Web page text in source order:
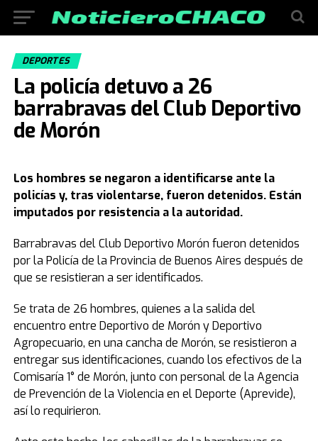
DEPORTES
La policía detuvo a 26
barrabravas del Club Deportivo
de Morón
Los hombres se negaron a identificarse ante la
policías y, tras violentarse, fueron detenidos. Están
imputados por resistencia a la autoridad.
Barrabravas del Club Deportivo Morón fueron detenidos
por la Policía de la Provincia de Buenos Aires después de
que se resistieran a ser identificados.
Se trata de 26 hombres, quienes a la salida del
encuentro entre Deportivo de Morón y Deportivo
Agropecuario, en una cancha de Morón, se resistieron a
entregar sus identificaciones, cuando los efectivos de la
Comisaría 1° de Morón, junto con personal de la Agencia
de Prevención de la Violencia en el Deporte (Aprevide),
así lo requirieron.